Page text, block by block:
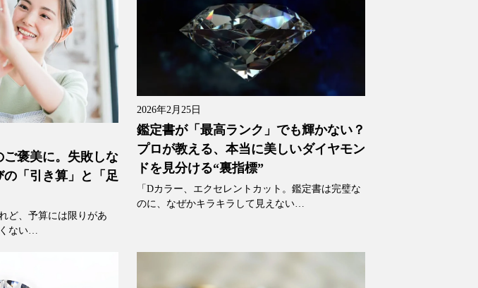
褒美に。失敗しな
「引き算」と「足
ど、予算には限りがあ
ない…
2026年2月25日
鑑定書が「最高ランク」でも輝かない？
プロが教える、本当に美しいダイヤモン
ドを見分ける“裏指標”
「Dカラー、エクセレントカット。鑑定書は完璧な
のに、なぜかキラキラして見えない…